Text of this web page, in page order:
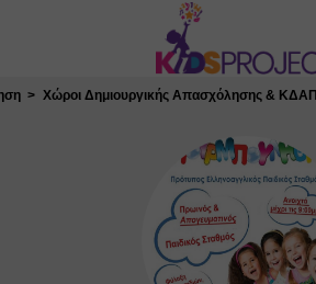
Κλείσιμο
Χώροι Δημιουργικής Απασχόλησης & ΚΔΑΠ